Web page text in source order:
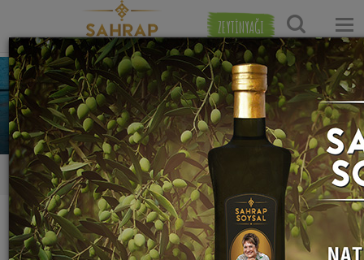
ZEYTİNYAĞI
Tarif Reçel
0 0 0
Tarifleri Yaptığı Tarifler Favori Tarifleri Takip Ettikleri